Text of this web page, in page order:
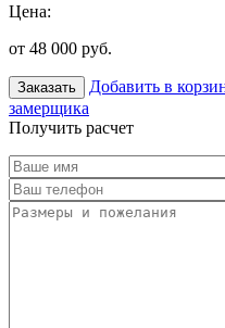
Цена:
от 48 000 руб.
Заказать Добавить в
замерщика
Получить расчет